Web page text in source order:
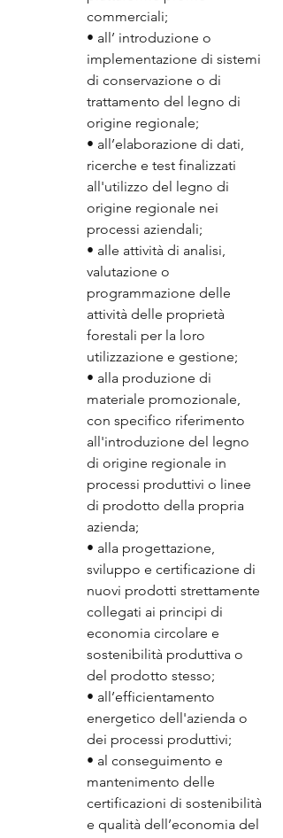
commerciali;
• all’ introduzione o
implementazione di sistemi
di conservazione o di
trattamento del legno di
origine regionale;
• all’elaborazione di dati,
ricerche e test finalizzati
all'utilizzo del legno di
origine regionale nei
processi aziendali;
• alle attività di analisi,
valutazione o
programmazione delle
attività delle proprietà
forestali per la loro
utilizzazione e gestione;
• alla produzione di
materiale promozionale,
con specifico riferimento
all'introduzione del legno
di origine regionale in
processi produttivi o linee
di prodotto della propria
azienda;
• alla progettazione,
sviluppo e certificazione di
nuovi prodotti strettamente
collegati ai principi di
economia circolare e
sostenibilità produttiva o
del prodotto stesso;
• all’efficientamento
energetico dell'azienda o
dei processi produttivi;
• al conseguimento e
mantenimento delle
certificazioni di sostenibilità
e qualità dell’economia del